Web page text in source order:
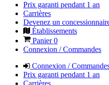
Prix garanti pendant 1 an
Carrières
Devenez un
Établissements
Panier0
Connexion / Commandes
Connexion /
Prix garanti pendant 1 an
Carrières